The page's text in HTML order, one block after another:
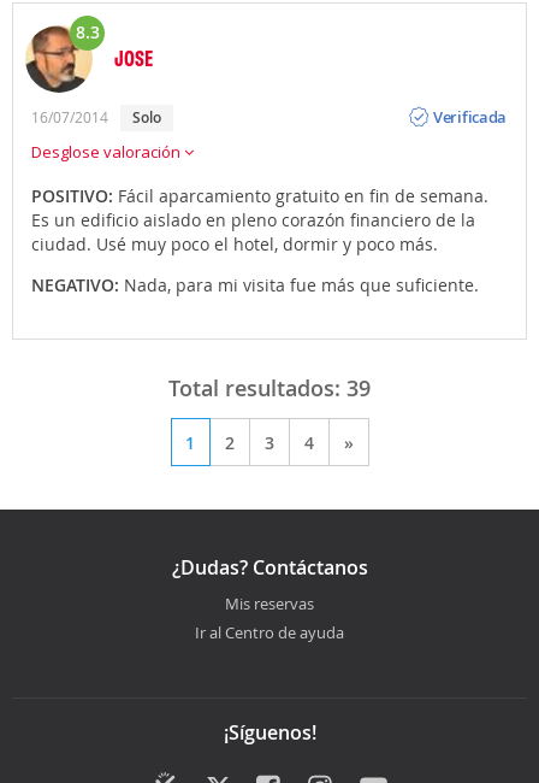
8.3
JOSE
16/07/2014 solo
Verificada
Desglose valoración
POSITIVO: Fácil aparcamiento gratuito en fin de semana.
Es un edificio aislado en pleno corazón financiero de la
ciudad. Usé muy poco el hotel, dormir y poco más.
NEGATIVO: Nada, para mi visita fue más que suficiente.
Total resultados: 39
1 2 3 4 »
¿Dudas? Contáctanos
Mis reservas
Ir al Centro de ayuda
¡Síguenos!